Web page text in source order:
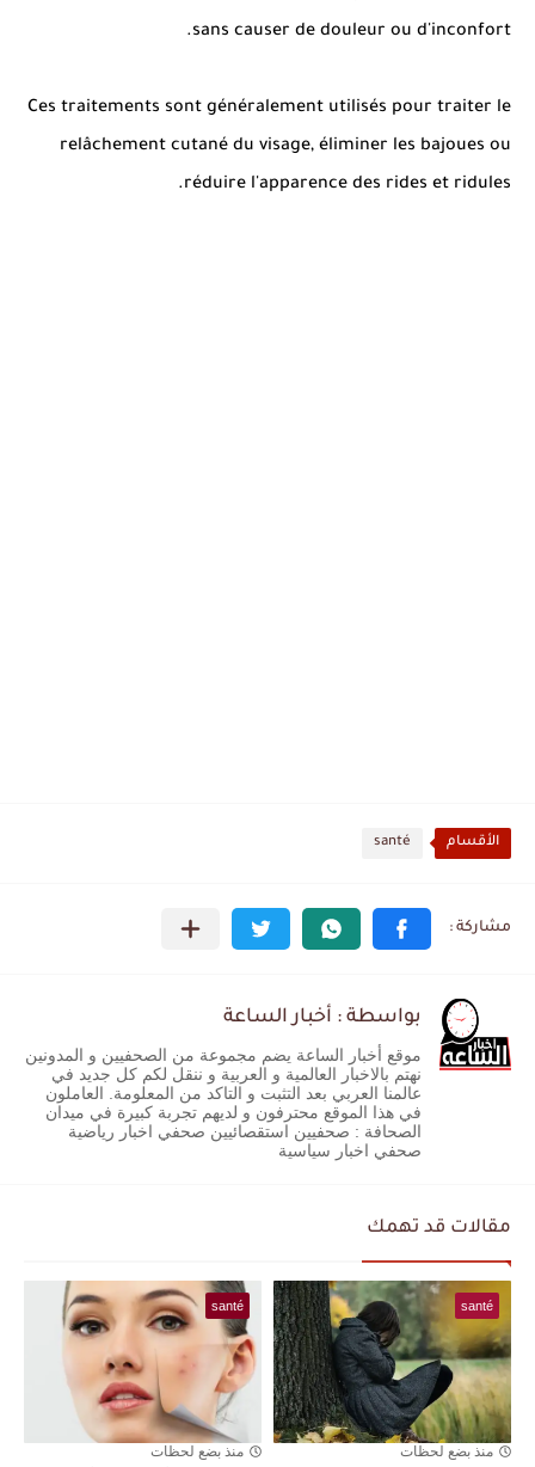
sans causer de douleur ou d'inconfort.
Ces traitements sont généralement utilisés pour traiter le
relâchement cutané du visage, éliminer les bajoues ou
réduire l'apparence des rides et ridules.
الأقسام santé
بواسطة : أخبار الساعة
موقع أخبار الساعة يضم مجموعة من الصحفيين و المدونين
نهتم بالاخبار العالمية و العربية و ننقل لكم كل جديد في
عالمنا العربي بعد التثبت و التاكد من المعلومة. العاملون
في هذا الموقع محترفون و لديهم تجربة كبيرة في ميدان
الصحافة : صحفيين استقصائيين صحفي اخبار رياضية
صحفي اخبار سياسية
مقالات قد تهمك
santé
منذ بضع لحظات
santé
منذ بضع لحظات